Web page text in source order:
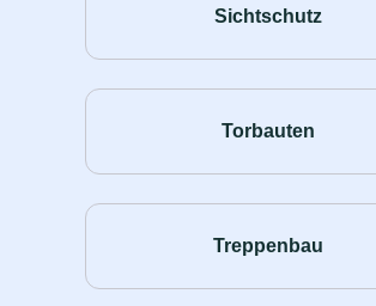
Sichtschutz
Torbauten
Treppenbau